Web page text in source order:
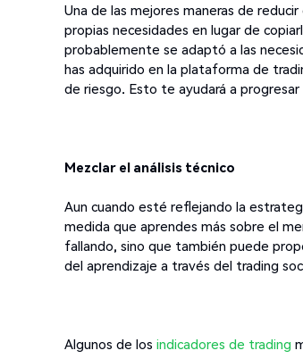
Una de las mejores maneras de
propias necesidades en lugar de
probablemente se adaptó a las
has adquirido en la plataforma de
de riesgo. Esto te ayudará a
Mezclar el análisis técnico
Aun cuando esté reflejando la
medida que aprendes más sobre el
fallando, sino que también puede
del aprendizaje a través del trading
Algunos de los indicadores de trading